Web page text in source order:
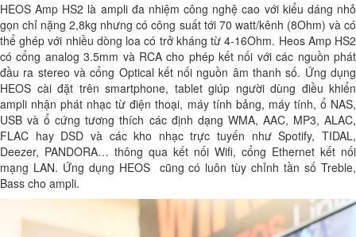
HEOS Amp HS2 là ampli đa nhiệm công nghệ cao với kiểu dáng nhỏ
gọn chỉ nặng 2,8kg nhưng có công suất tới 70 watt/kênh (8Ohm) và có
thể ghép với nhiều dòng loa có trở kháng từ 4-16Ohm. Heos Amp HS2
có cổng analog 3.5mm và RCA cho phép kết nối với các nguồn phát
đầu ra stereo và cổng Optical kết nối nguồn âm thanh số. Ứng dụng
HEOS cài đặt trên smartphone, tablet giúp người dùng điều khiển
ampli nhận phát nhạc từ điện thoại, máy tính bảng, máy tính, ổ NAS,
USB và ổ cứng tương thích các định dạng WMA, AAC, MP3, ALAC,
FLAC hay DSD và các kho nhạc trực tuyến như Spotify, TIDAL,
Deezer, PANDORA… thông qua kết nối Wifi, cổng Ethernet kết nối
mạng LAN. Ứng dụng HEOS cũng có luôn tùy chỉnh tần số Treble,
Bass cho ampli.